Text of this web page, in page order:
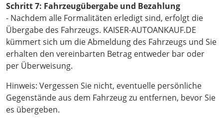
Schritt 7: Fahrzeugübergabe und Bezahlung
- Nachdem alle Formalitäten erledigt sind, erfolgt die
Übergabe des Fahrzeugs. KAISER-AUTOANKAUF.DE
kümmert sich um die Abmeldung des Fahrzeugs und Sie
erhalten den vereinbarten Betrag entweder bar oder
per Überweisung.
Hinweis: Vergessen Sie nicht, eventuelle persönliche
Gegenstände aus dem Fahrzeug zu entfernen, bevor Sie
es übergeben.